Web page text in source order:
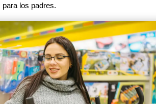
los padres.